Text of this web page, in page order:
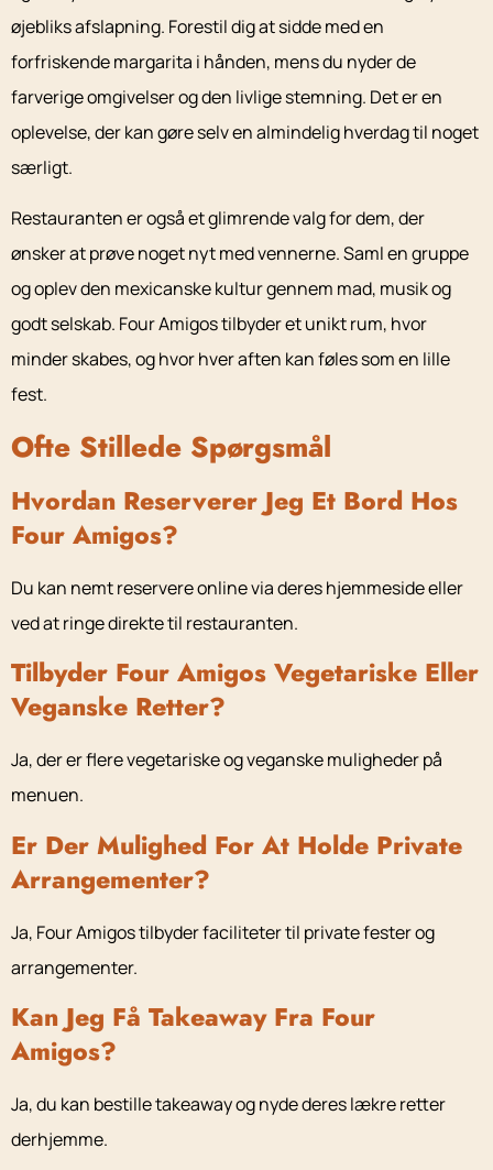
øjebliks afslapning. Forestil dig at sidde med en
forfriskende margarita i hånden, mens du nyder de
farverige omgivelser og den livlige stemning. Det er en
oplevelse, der kan gøre selv en almindelig hverdag til noget
særligt.
Restauranten er også et glimrende valg for dem, der
ønsker at prøve noget nyt med vennerne. Saml en gruppe
og oplev den mexicanske kultur gennem mad, musik og
godt selskab. Four Amigos tilbyder et unikt rum, hvor
minder skabes, og hvor hver aften kan føles som en lille
fest.
Ofte Stillede Spørgsmål
Hvordan Reserverer Jeg Et Bord Hos
Four Amigos?
Du kan nemt reservere online via deres hjemmeside eller
ved at ringe direkte til restauranten.
Tilbyder Four Amigos Vegetariske Eller
Veganske Retter?
Ja, der er flere vegetariske og veganske muligheder på
menuen.
Er Der Mulighed For At Holde Private
Arrangementer?
Ja, Four Amigos tilbyder faciliteter til private fester og
arrangementer.
Kan Jeg Få Takeaway Fra Four
Amigos?
Ja, du kan bestille takeaway og nyde deres lækre retter
derhjemme.